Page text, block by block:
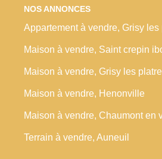
NOS ANNONCES
Appartement à vendre, Grisy les
Maison à vendre, Saint crepin
Maison à vendre, Grisy les
Maison à vendre, Henonville
Maison à vendre, Chaumont en
Terrain à vendre, Auneuil